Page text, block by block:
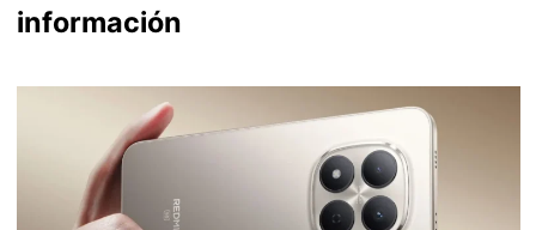
información